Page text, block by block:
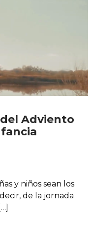
Adviento
y niños sean los
de la jornada